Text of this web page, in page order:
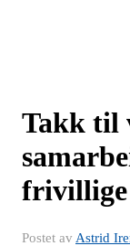
Takk til
frivillige
Postet av Astrid